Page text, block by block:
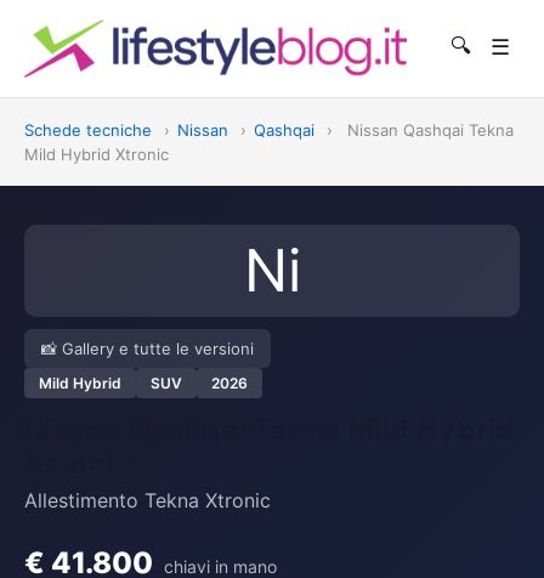
🔍 ☰
Schede tecniche › Nissan › Qashqai ›
Nissan Qashqai Tekna
Mild Hybrid Xtronic
Mild Hybrid SUV 2026
Allestimento Tekna Xtronic
€ 41.800 chiavi in mano
Ni
📸 Gallery e tutte le versioni